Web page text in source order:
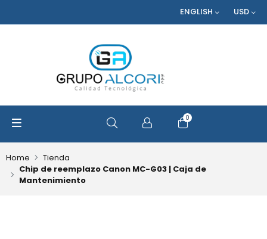
ENGLISH USD
OPEN SEARCH
0
Home
Tienda
Chip de reemplazo Canon MC-G03 | Caja de
Mantenimiento